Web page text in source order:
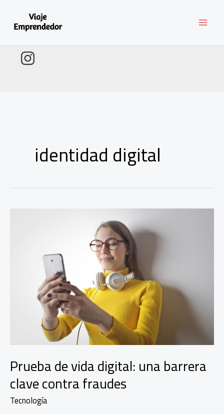
contenido
identidad digital
Prueba de vida digital: una barrera
clave contra fraudes
Tecnología